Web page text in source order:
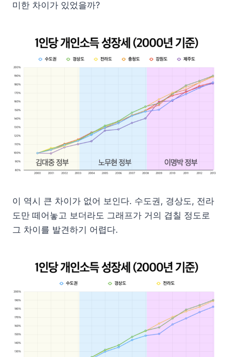
미한 차이가 있었을까?
이 역시 큰 차이가 없어 보인다. 수도권, 경상도, 전라
도만 떼어놓고 보더라도 그래프가 거의 겹칠 정도로
그 차이를 발견하기 어렵다.